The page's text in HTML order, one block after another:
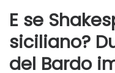
E se
siciliano?
del Bardo